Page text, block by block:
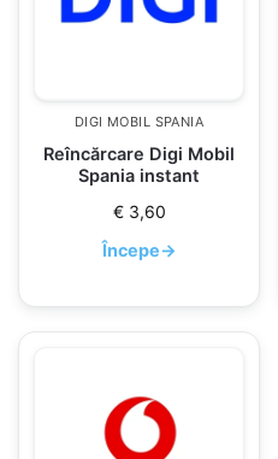
DIGI MOBIL SPANIA
Reîncărcare Digi Mobil
Spania instant
€3,60
Începe→